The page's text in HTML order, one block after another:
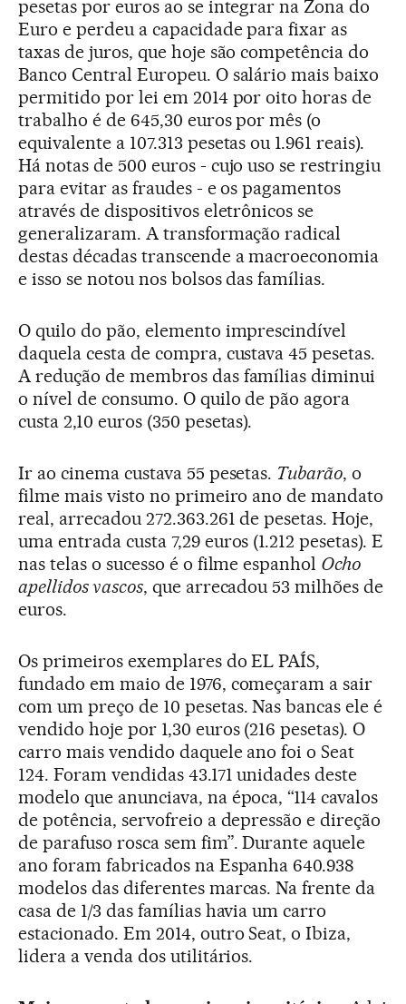
pesetas por euros ao se integrar na Zona do
Euro e perdeu a capacidade para fixar as
taxas de juros, que hoje são competência do
Banco Central Europeu. O salário mais baixo
permitido por lei em 2014 por oito horas de
trabalho é de 645,30 euros por mês (o
equivalente a 107.313 pesetas ou 1.961 reais).
Há notas de 500 euros - cujo uso se restringiu
para evitar as fraudes - e os pagamentos
através de dispositivos eletrônicos se
generalizaram. A transformação radical
destas décadas transcende a macroeconomia
e isso se notou nos bolsos das famílias.
O quilo do pão, elemento imprescindível
daquela cesta de compra, custava 45 pesetas.
A redução de membros das famílias diminui
o nível de consumo. O quilo de pão agora
custa 2,10 euros (350 pesetas).
Ir ao cinema custava 55 pesetas. Tubarão, o
filme mais visto no primeiro ano de mandato
real, arrecadou 272.363.261 de pesetas. Hoje,
uma entrada custa 7,29 euros (1.212 pesetas). E
nas telas o sucesso é o filme espanhol Ocho
apellidos vascos, que arrecadou 53 milhões de
euros.
Os primeiros exemplares do EL PAÍS,
fundado em maio de 1976, começaram a sair
com um preço de 10 pesetas. Nas bancas ele é
vendido hoje por 1,30 euros (216 pesetas). O
carro mais vendido daquele ano foi o Seat
124. Foram vendidas 43.171 unidades deste
modelo que anunciava, na época, “114 cavalos
de potência, servofreio a depressão e direção
de parafuso rosca sem fim”. Durante aquele
ano foram fabricados na Espanha 640.938
modelos das diferentes marcas. Na frente da
casa de 1/3 das famílias havia um carro
estacionado. Em 2014, outro Seat, o Ibiza,
lidera a venda dos utilitários.